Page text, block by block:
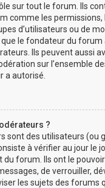
sur tout le forum. Ils
comme les permissions,
d’utilisateurs ou de
que le fondateur du
Ils peuvent aussi
sur l’ensemble
a autorisé.
?
sont des utilisateurs (ou
à vérifier au jour le
forum. Ils ont le
de verrouiller,
les sujets des forums